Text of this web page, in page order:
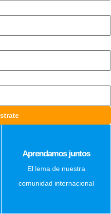
Aprendamos juntos
El lema de nuestra
comunidad internacional